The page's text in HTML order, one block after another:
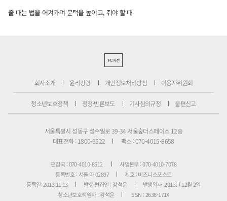
줄 때는 법을 어겨가며 문턱을 높이고, 줘야 할 때
PC버전
회사소개 윤리강령 개인정보처리방침 이용자위원회
청소년보호정책 정정·반론보도 기사심의규정 불편신고
서울특별시 성동구 성수일로 39-34 서울숲더스페이스 12층
대표전화 : 1800-6522
팩스 : 070-4015-8658
편집국 : 070-4010-8512
사업본부 : 070-4010-7078
등록번호 : 서울 아 02897
제호 : 비즈니스포스트
등록일: 2013.11.13
발행·편집인 : 강석운
발행일자: 2013년 12월 2일
청소년보호책임자 : 강석운
ISSN : 2636-171X